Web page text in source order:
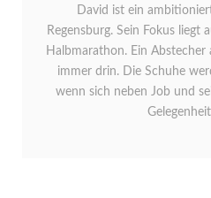
David ist ein
Regensburg. Sein Fokus liegt
Halbmarathon. Ein Abstecher
immer drin. Die Schuhe
wenn sich neben Job und